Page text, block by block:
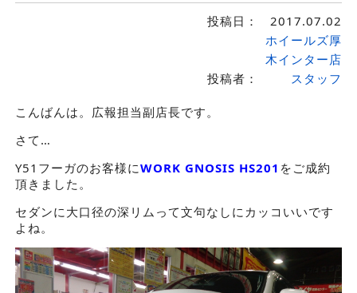
投稿日： 2017.07.02
投稿者：
ホイールズ厚
木インター店
スタッフ
こんばんは。広報担当副店長です。
さて…
Y51フーガのお客様にWORK GNOSIS HS201 をご成約
頂きました。
セダンに大口径の深リムって文句なしにカッコいいです
よね。